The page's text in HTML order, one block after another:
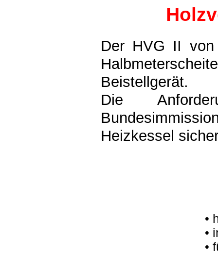
Der HVG II von
Beistellgerät.
Die
Heizkessel
•
•
•